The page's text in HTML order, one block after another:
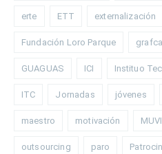
erte ETT externalización
Fundación Loro Parque
GUAGUAS ICI Instituo
ITC Jornadas jóvenes
maestro motivación
outsourcing paro